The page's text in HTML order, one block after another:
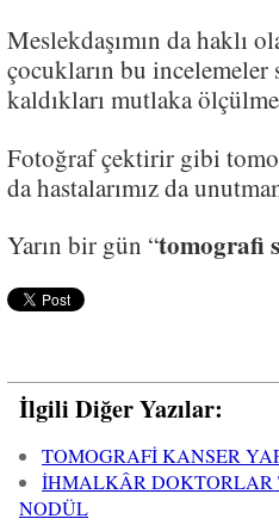
Meslekdaşımın da haklı
çocukların bu incelemeler
kaldıkları mutlaka
Fotoğraf çektirir gibi
da hastalarımız da
Yarın bir gün “tomografi
İlgili Diğer Yazılar:
TOMOGRAFİ KANSER
İHMALKÂR
NODÜL